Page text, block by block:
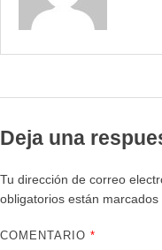
Deja una
Tu dirección de correo
obligatorios están marcados
COMENTARIO*